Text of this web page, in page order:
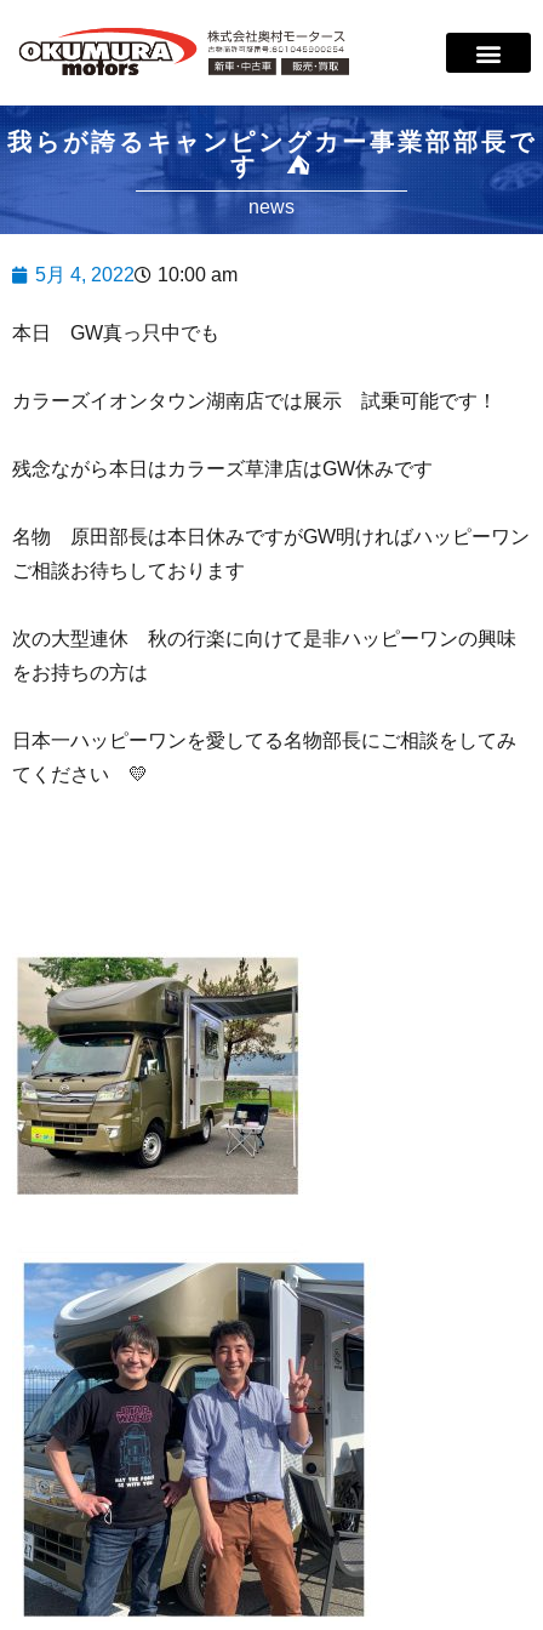
我らが誇るキャンピングカー事業部部長で
す ⛺
news
5月 4, 2022 10:00 am
本日 GW真っ只中でも
カラーズイオンタウン湖南店では展示 試乗可能です！
残念ながら本日はカラーズ草津店はGW休みです
名物 原田部長は本日休みですがGW明ければハッピーワン
ご相談お待ちしております
次の大型連休 秋の行楽に向けて是非ハッピーワンの興味
をお持ちの方は
日本一ハッピーワンを愛してる名物部長にご相談をしてみ
てください 💛